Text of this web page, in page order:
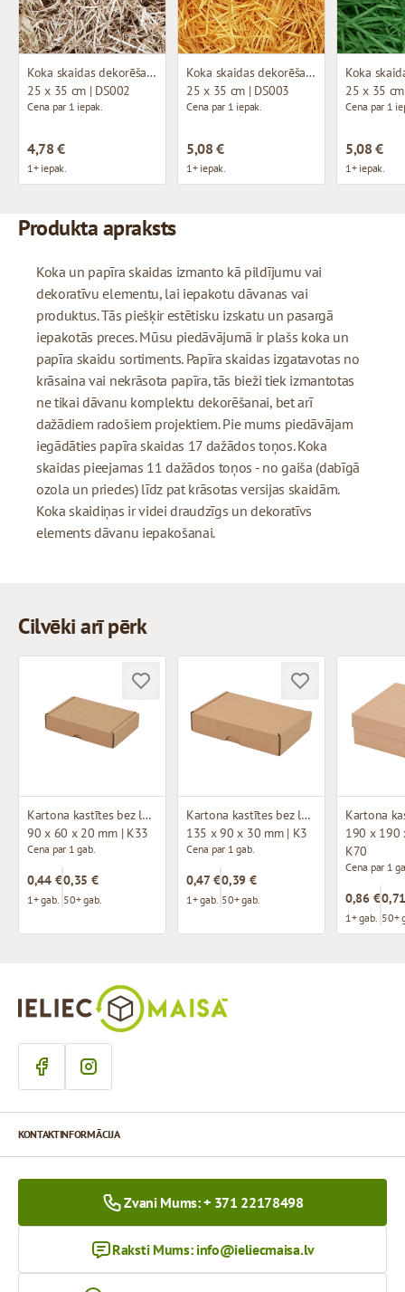
Koka skaidas dekorēšanai
25 x 35 cm | DS002
Cena par 1 iepak.
4,78 €
1+ iepak.
Koka skaidas dekorēšanai
25 x 35 cm | DS003
Cena par 1 iepak.
5,08 €
1+ iepak.
25 x 35
Cena par 1
5,08 €
1+ iepak.
Produkta apraksts
Koka un papīra skaidas izmanto kā pildījumu vai
dekoratīvu elementu, lai iepakotu dāvanas vai
produktus. Tās piešķir estētisku izskatu un pasargā
iepakotās preces. Mūsu piedāvājumā ir plašs koka un
papīra skaidu sortiments. Papīra skaidas izgatavotas no
krāsaina vai nekrāsota papīra, tās bieži tiek izmantotas
ne tikai dāvanu komplektu dekorēšanai, bet arī
dažādiem radošiem projektiem. Pie mums piedāvājam
iegādāties papīra skaidas 17 dažādos toņos. Koka
skaidas pieejamas 11 dažādos toņos - no gaiša (dabīgā
ozola un priedes) līdz pat krāsotas versijas skaidām.
Koka skaidiņas ir videi draudzīgs un dekoratīvs
elements dāvanu iepakošanai.
Cilvēki arī pērk
Kartona kastītes bez loga (mikrogofras)
90 x 60 x 20 mm | K33
Cena par 1 gab.
0,44 €
1+ gab.
0,35 €
50+ gab.
Kartona kastītes bez loga (mikrogofras)
135 x 90 x 30 mm | K3
Cena par 1 gab.
0,47 €
1+ gab.
0,39 €
50+ gab.
190 x 190
K70
Cena par 1
0,86 €
1+ gab. 50+
KONTAKTINFORMĀCIJA
Zvani Mums: + 371 22178498
Raksti Mums: info@ieliecmaisa.lv